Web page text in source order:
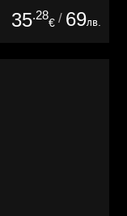
35.28
€ / 69лв.